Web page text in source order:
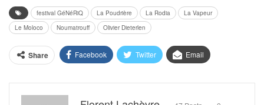
festival GéNéRiQ La Poudrière La Rodia
La Vapeur
Le Moloco
Noumatrouff Olivier Dieterlen
Share Facebook Twitter Email